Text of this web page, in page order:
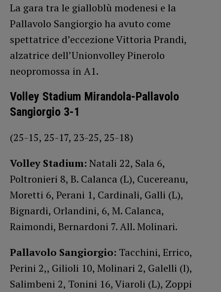
La gara tra le gialloblù modenesi e la
Pallavolo Sangiorgio ha avuto come
spettatrice d’eccezione Vittoria Prandi,
alzatrice dell’Unionvolley Pinerolo
neopromossa in A1.
Volley Stadium Mirandola-Pallavolo
Sangiorgio 3-1
(25-15, 25-17, 23-25, 25-18)
Volley Stadium: Natali 22, Sala 6,
Poltronieri 8, B. Calanca (L), Cucereanu,
Moretti 6, Perani 1, Cardinali, Galli (L),
Bignardi, Orlandini, 6, M. Calanca,
Raimondi, Bernardoni 7. All. Molinari.
Pallavolo Sangiorgio: Tacchini, Errico,
Perini 2,, Gilioli 10, Molinari 2, Galelli (l),
Salimbeni 2, Tonini 16, Viaroli (L), Zoppi